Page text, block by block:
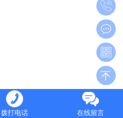
拨打电话 在线留言